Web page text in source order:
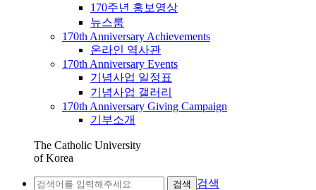
170주년 홍보영상
뉴스룸
170th Anniversary Achievements
온라인 역사관
170th Anniversary Events
기념사업 일정표
기념사업 갤러리
170th Anniversary Giving Campaign
기부소개
The Catholic University
of Korea
검색
검색